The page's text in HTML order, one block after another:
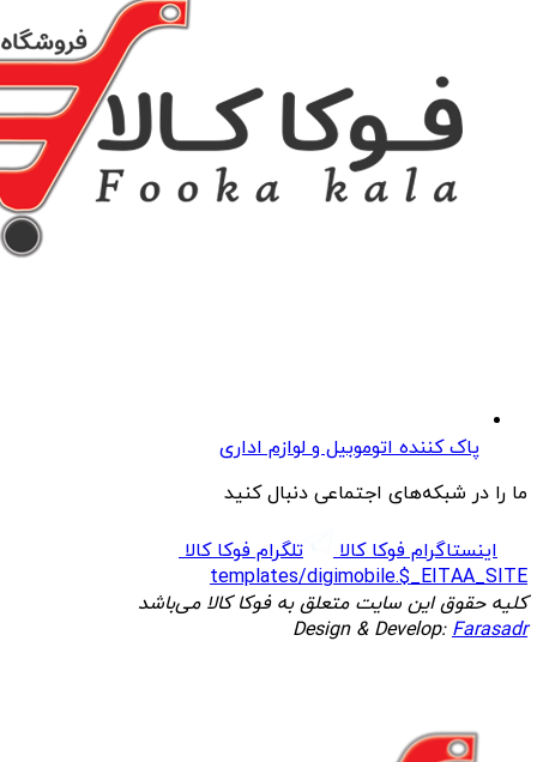
پاک کننده اتوموبیل و لوازم اداری
ما را در شبکه‌های اجتماعی دنبال کنید
اینستاگرام فوکا کالا
تلگرام فوکا کالا
templates/digimobile.$_EITAA_SITE
کلیه حقوق این سایت متعلق به فوکا کالا می‌باشد
Design & Develop:Farasadr